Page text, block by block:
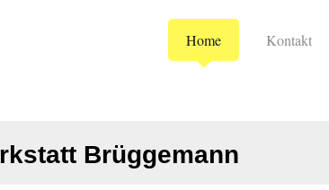
Home Kontakt
Brüggemann